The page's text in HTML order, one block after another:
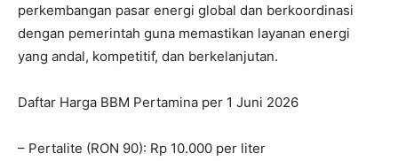
perkembangan pasar energi global dan berkoordinasi
dengan pemerintah guna memastikan layanan energi
yang andal, kompetitif, dan berkelanjutan.
Daftar Harga BBM Pertamina per 1 Juni 2026
– Pertalite (RON 90): Rp 10.000 per liter